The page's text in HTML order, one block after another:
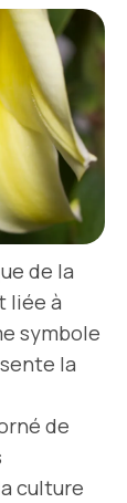
de la
liée à
symbole
la
de
culture